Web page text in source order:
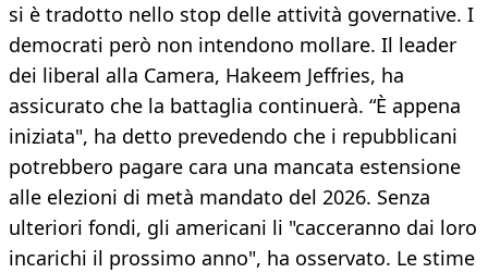
si è tradotto nello stop delle attività governative. I
democrati però non intendono mollare. Il leader
dei liberal alla Camera, Hakeem Jeffries, ha
assicurato che la battaglia continuerà. “È appena
iniziata", ha detto prevedendo che i repubblicani
potrebbero pagare cara una mancata estensione
alle elezioni di metà mandato del 2026. Senza
ulteriori fondi, gli americani li "cacceranno dai loro
incarichi il prossimo anno", ha osservato. Le stime